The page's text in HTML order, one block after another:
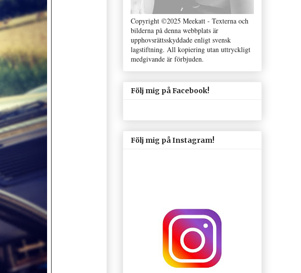
Copyright ©2025 Meekatt - Texterna och
bilderna på denna webbplats är
upphovsrättsskyddade enligt svensk
lagstiftning. All kopiering utan uttryckligt
medgivande är förbjuden.
Följ mig på Facebook!
Följ mig på Instagram!